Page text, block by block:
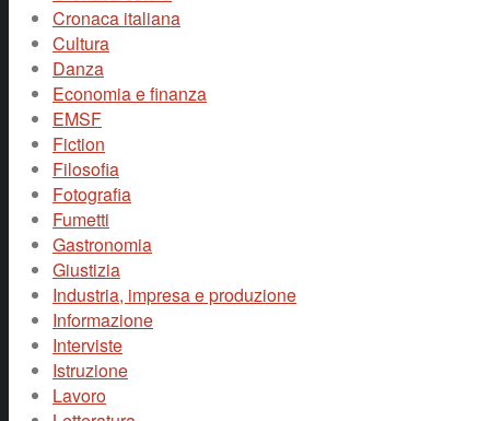
Cronaca italiana
Cultura
Danza
Economia e finanza
EMSF
Fiction
Filosofia
Fotografia
Fumetti
Gastronomia
Giustizia
Industria, impresa e produzione
Informazione
Interviste
Istruzione
Lavoro